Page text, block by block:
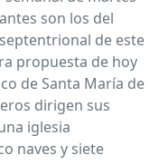
son los del
de este
propuesta de hoy
de Santa María de
dirigen sus
iglesia
naves y siete